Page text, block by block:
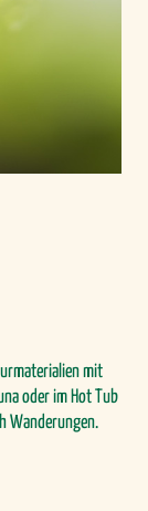
mit
oder im Hot Tub
Wanderungen.